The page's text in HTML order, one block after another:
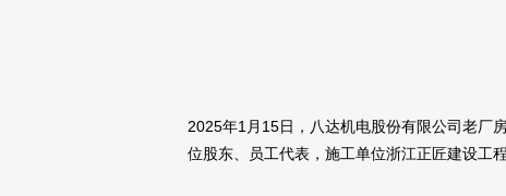
2025年1月15日，八达机电股份有限公司老厂
位股东、员工代表，施工单位浙江正匠建设工